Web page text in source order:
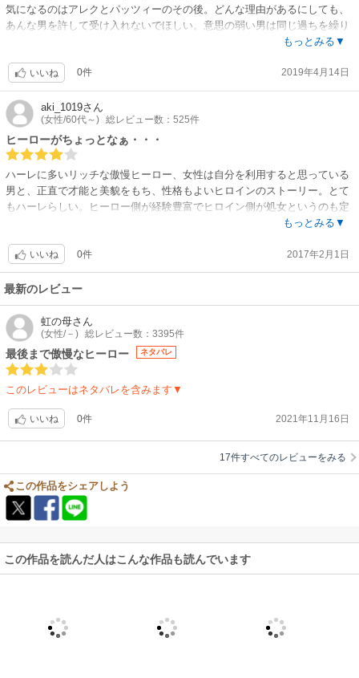
気になるのはアレクとパッツィーのその後。どんな理由があるにしても、
あんな男を許して受け入れないでほしい。意思の弱い男は同じ過ちを繰り
もっとみる▼
いいね 0件 2019年4月14日
aki_1019さん
(女性/60代～) 総レビュー数：525件
ヒーローがちょっとなぁ・・・
ハーレに多いリッチな傲慢ヒーロー、女性は自分を利用すると思っている
男と、正直で才能と美貌をもち、性格もよいヒロインのストーリー。とて
もハーレらしい。ヒーロー側が経験豊富でヒロイン側が処女というのも定
番。ただ、後半のヒーローは狭量で、この男にヒロインはもったいない。
ンドにしたような感じで、前半がいい感じなので、後半がちょっと残念。
もっとみる▼
いいね 0件 2017年2月1日
最新のレビュー
虹の母さん
(女性/－) 総レビュー数：3395件
最後まで傲慢なヒーロー ネタバレ
このレビューはネタバレを含みます▼
いいね 0件 2021年11月16日
17件すべてのレビューをみる
この作品をシェアしよう
この作品を読んだ人はこんな作品も読んでいます